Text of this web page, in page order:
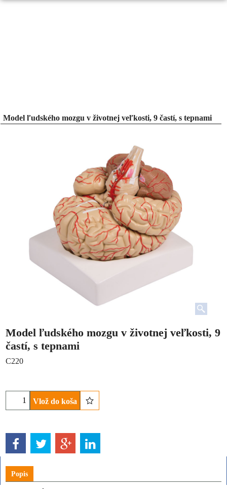
Model ľudského mozgu v životnej veľkosti, 9 častí, s tepnami
Model ľudského mozgu v životnej veľkosti, 9
častí, s tepnami
C220
Vlož do koša
Popis